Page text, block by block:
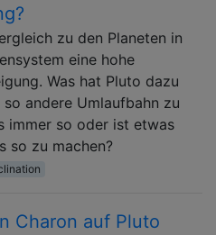
zu den Planeten in
eine hohe
Was hat Pluto dazu
andere Umlaufbahn zu
immer so oder ist etwas
so zu machen?
Charon auf Pluto